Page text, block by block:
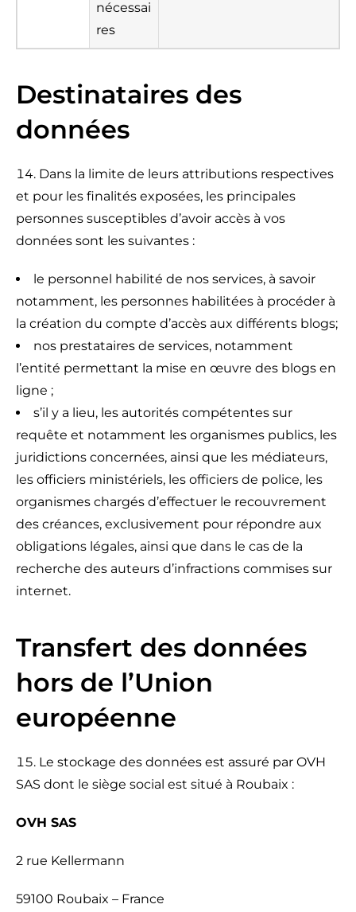
nécessai
res
Destinataires des
données
Dans la limite de leurs attributions respectives
et pour les finalités exposées, les principales
personnes susceptibles d’avoir accès à vos
données sont les suivantes :
le personnel habilité de nos services, à savoir
notamment, les personnes habilitées à procéder à
la création du compte d’accès aux différents blogs;
nos prestataires de services, notamment
l’entité permettant la mise en œuvre des blogs en
ligne ;
s’il y a lieu, les autorités compétentes sur
requête et notamment les organismes publics, les
juridictions concernées, ainsi que les médiateurs,
les officiers ministériels, les officiers de police, les
organismes chargés d’effectuer le recouvrement
des créances, exclusivement pour répondre aux
obligations légales, ainsi que dans le cas de la
recherche des auteurs d’infractions commises sur
internet.
Transfert des données
hors de l’Union
européenne
Le stockage des données est assuré par OVH
SAS dont le siège social est situé à Roubaix :
OVH SAS
2 rue Kellermann
59100 Roubaix – France